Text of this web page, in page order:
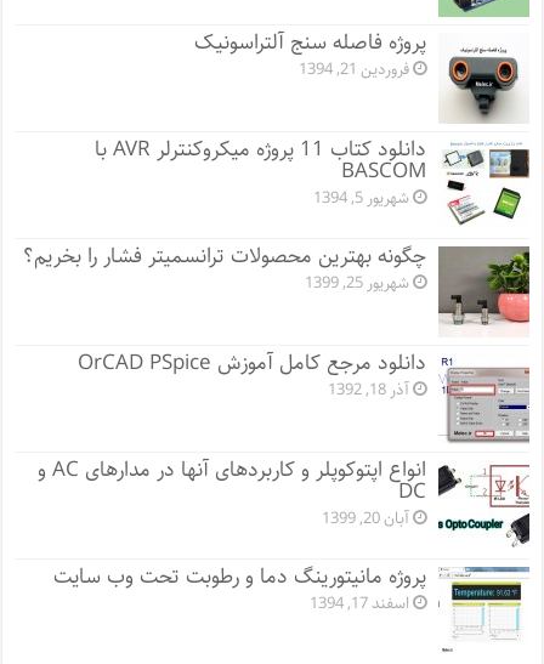
پروژه فاصله سنج آلتراسونیک
فروردین 21, 1394
دانلود کتاب 11 پروژه میکروکنترلر AVR با
BASCOM
شهریور 5, 1394
چگونه بهترین محصولات ترانسمیتر فشار را بخریم؟
شهریور 25, 1399
دانلود مرجع کامل آموزش OrCAD PSpice
آذر 18, 1392
انواع اپتوکوپلر و کاربردهای آنها در مدارهای AC و
DC
آبان 20, 1399
پروژه مانيتورينگ دما و رطوبت تحت وب سایت
اسفند 17, 1394